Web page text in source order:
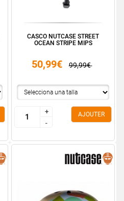
CASCO NUTCASE STREET
OCEAN STRIPE MIPS
50,99€ 99,99€
+
-
+
-
AJOUTER